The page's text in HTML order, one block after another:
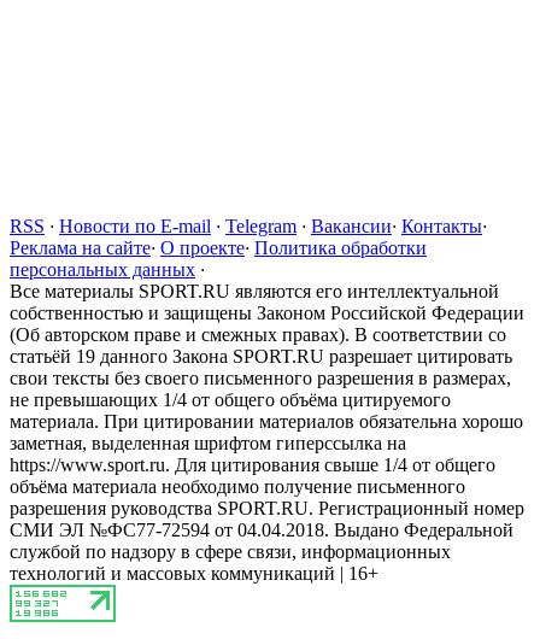
RSS · Новости по E-mail · Telegram · Вакансии· Контакты·
Реклама на сайте· О проекте· Политика обработки
персональных данных ·
Все материалы SPORT.RU являются его интеллектуальной
собственностью и защищены Законом Российской Федерации
(Об авторском праве и смежных правах). В соответствии со
статьёй 19 данного Закона SPORT.RU разрешает цитировать
свои тексты без своего письменного разрешения в размерах,
не превышающих 1/4 от общего объёма цитируемого
материала. При цитировании материалов обязательна хорошо
заметная, выделенная шрифтом гиперссылка на
https://www.sport.ru. Для цитирования свыше 1/4 от общего
объёма материала необходимо получение письменного
разрешения руководства SPORT.RU. Регистрационный номер
СМИ ЭЛ №ФС77-72594 от 04.04.2018. Выдано Федеральной
службой по надзору в сфере связи, информационных
технологий и массовых коммуникаций | 16+